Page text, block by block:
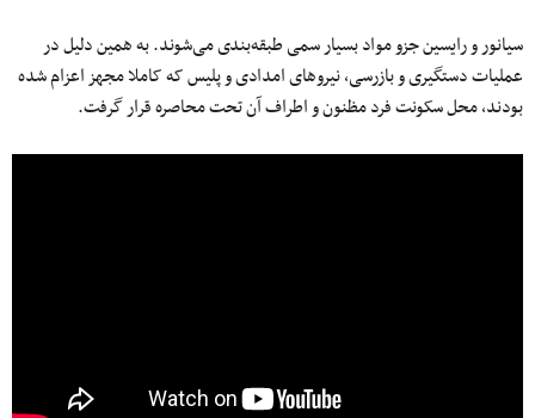
سیانور و رایسین جزو مواد بسیار سمی طبقه‌بندی می‌شوند. به همین دلیل در
عملیات دستگیری و بازرسی، نیروهای امدادی و پلیس که کاملا مجهز اعزام شده
بودند، محل سکونت فرد مظنون و اطراف آن تحت محاصره قرار گرفت.